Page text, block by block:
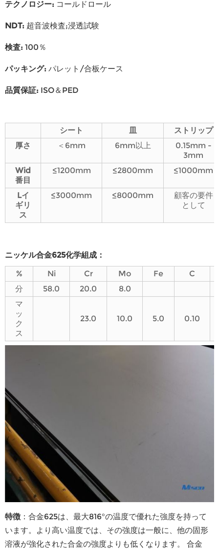
テクノロジー: コールドロール
NDT: 超音波検査;浸透試験
検査: 100％
パッキング: パレット/合板ケース
品質保証: ISO＆PED
シート 皿
ストリップ
厚さ
＜6mm 6mm以上
0.15mm -
3mm
Wid
番目
≤1200mm ≤2800mm ≤1000mm
Lイ
ギリ
ス
≤3000mm ≤8000mm
顧客の要件
として
ニッケル合金625化学組成：
%
Ni Cr Mo Fe
C
分
58.0 20.0
8.0
マ
ッ
ク
ス
23.0 10.0 5.0 0.10
特徴 ：合金625は、最大816°の温度で優れた強度を持って
います。より高い温度では、その強度は一般に、他の固形
溶液が強化された合金の強度よりも低くなります。 合金